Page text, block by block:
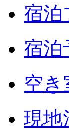
宿泊
宿泊
空
現地